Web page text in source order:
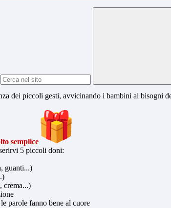
dei piccoli gesti, avvicinando i bambini ai bisogni
semplice
5 piccoli doni:
guanti...)
crema...)
parole fanno bene al cuore